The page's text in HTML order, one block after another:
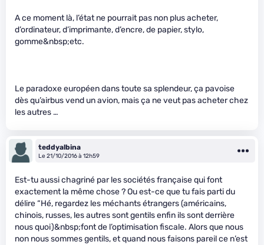
A ce moment là, l’état ne pourrait pas non plus acheter,
d’ordinateur, d’imprimante, d’encre, de papier, stylo,
gomme&nbsp;etc.
Le paradoxe européen dans toute sa splendeur, ça pavoise
dès qu’airbus vend un avion, mais ça ne veut pas acheter chez
les autres …
teddyalbina
Le 21/10/2016 à 12h59
Est-tu aussi chagriné par les sociétés française qui font
exactement la même chose ? Ou est-ce que tu fais parti du
délire “Hé, regardez les méchants étrangers (américains,
chinois, russes, les autres sont gentils enfin ils sont derrière
nous quoi)&nbsp;font de l’optimisation fiscale. Alors que nous
non nous sommes gentils, et quand nous faisons pareil ce n’est